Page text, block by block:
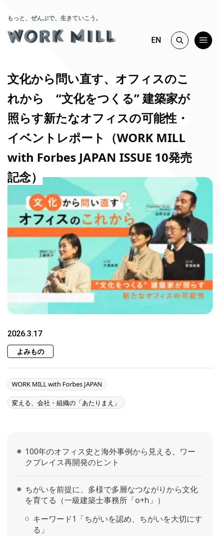
もっと、ぜんぶで、生きていこう。
EN
文化から問い直す、オフィスのこ
れから “文化をつくる” 建築家が
照らす新たなオフィスの可能性・
イベントレポート（WORK MILL
with Forbes JAPAN ISSUE 10発売
記念）
2026.3.17
よみもの
WORK MILL with Forbes JAPAN
変える、会社・組織の「あたりまえ」
100年のオフィス史と海外事例から見える、ワー
クプレイス再開発のヒント
ちがいを前提に、多様で多層なつながりから文化
を育てる（一級建築士事務所「o+h」）
キーワード1「ちがいを認め、ちがいを大切にす
る」